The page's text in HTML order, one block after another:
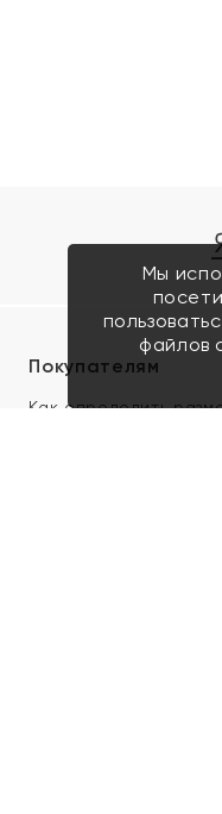
Покупателям
Как определить
Мы
файлов